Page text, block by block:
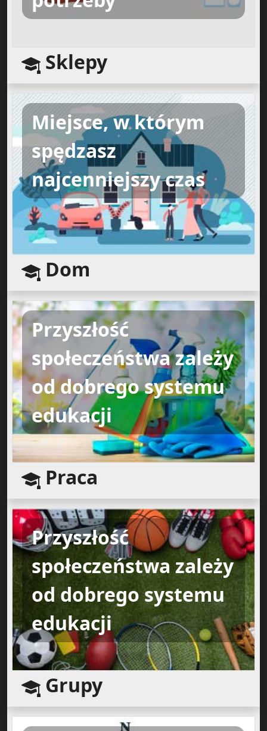
Sklepy
Miejsce, w którym
spędzasz
najcenniejszy czas
Dom
Przyszłość
społeczeństwa zależy
od dobrego systemu
edukacji
Praca
Przyszłość
społeczeństwa zależy
od dobrego systemu
edukacji
Grupy